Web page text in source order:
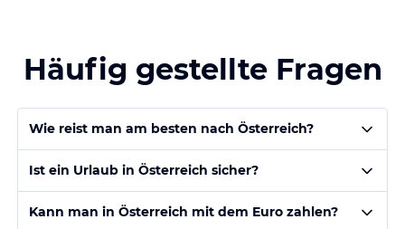
Häufig gestellte Fragen
Wie reist man am besten nach Österreich?
Ist ein Urlaub in Österreich sicher?
Kann man in Österreich mit dem Euro zahlen?